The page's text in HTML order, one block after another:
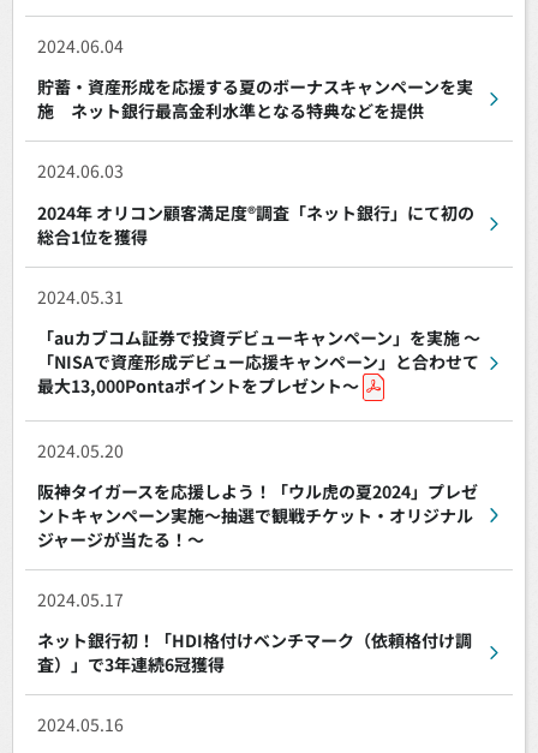
2024.06.04
貯蓄・資産形成を応援する夏のボーナスキャンペーンを実
施 ネット銀行最高金利水準となる特典などを提供
2024.06.03
2024年 オリコン顧客満足度®調査「ネット銀行」にて初の
総合1位を獲得
2024.05.31
「auカブコム証券で投資デビューキャンペーン」を実施 ～
「NISAで資産形成デビュー応援キャンペーン」と合わせて
最大13,000Pontaポイントをプレゼント～
2024.05.20
阪神タイガースを応援しよう！「ウル虎の夏2024」プレゼ
ントキャンペーン実施～抽選で観戦チケット・オリジナル
ジャージが当たる！～
2024.05.17
ネット銀行初！「HDI格付けベンチマーク（依頼格付け調
査）」で3年連続6冠獲得
2024.05.16